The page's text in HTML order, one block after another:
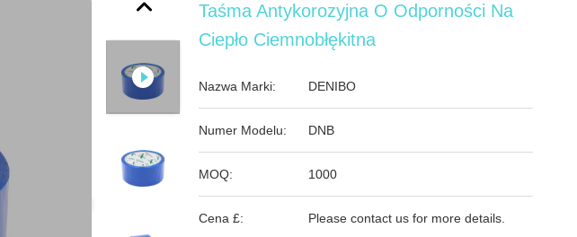
Taśma Antykorozyjna O Odporności Na
Ciepło Ciemnobłękitna
Nazwa Marki: DENIBO
Numer Modelu: DNB
MOQ: 1000
Cena £: Please contact us for more details.